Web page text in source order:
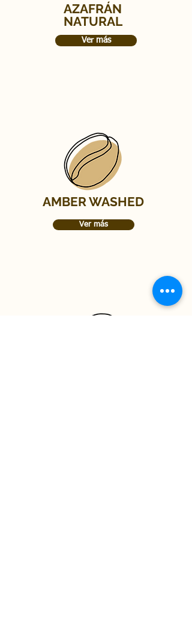
AZAFRÁN
NATURAL
Ver más
AMBER WASHED
Ver más